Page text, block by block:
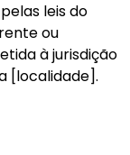
leis do
ou
à jurisdição
[localidade].